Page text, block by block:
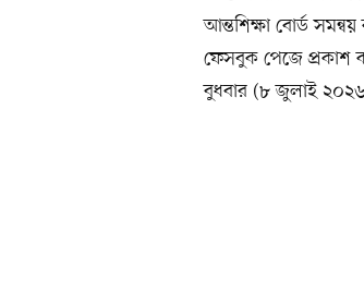
আন্তশিক্ষা বোর্ড
ফেসবুক পেজে প্রকাশ
বুধবার (৮ জুলাই ২০২৬)